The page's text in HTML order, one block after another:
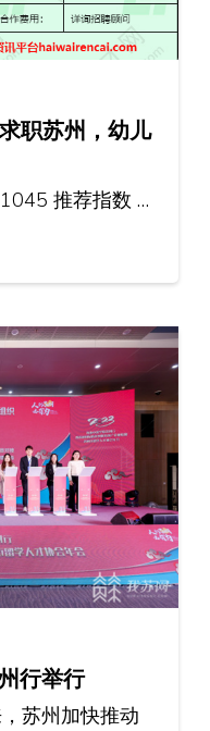
职苏州，幼儿
推荐指数 …
行举行
苏州加快推动